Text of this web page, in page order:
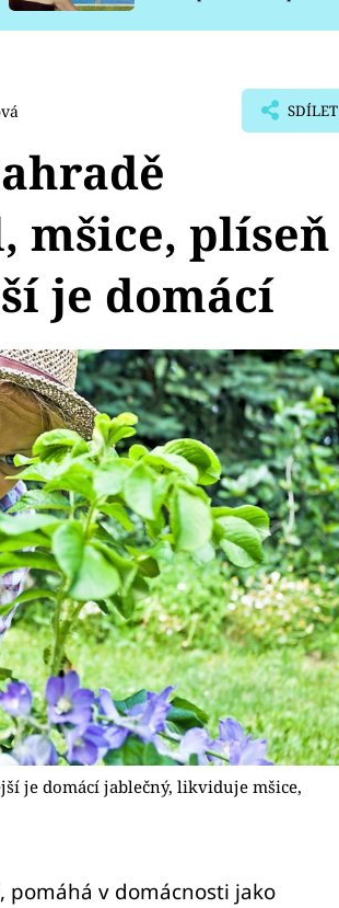
SDÍLET
mšice, plíseň
je domácí
je domácí jablečný, likviduje mšice,
v domácnosti jako